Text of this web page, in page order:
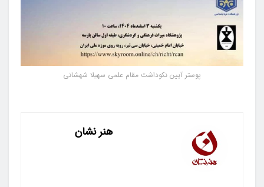
پوستر آیین نکوداشت مقام علمی سهیلا شهشانی
هنر نشان